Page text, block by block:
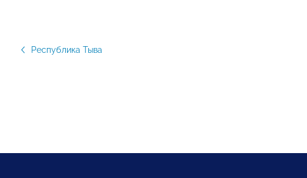
Республика Тыва